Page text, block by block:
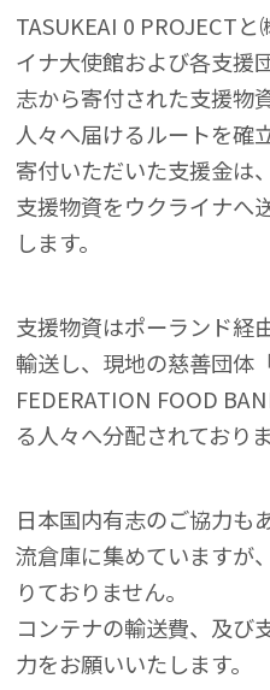
TASUKEAI 0 PROJECT
イナ大使館および各支援
志から寄付された支援物
人々へ届けるルートを確
寄付いただいた支援金は
支援物資をウクライナへ
します。
支援物資はポーランド経
輸送し、現地の慈善団体
FEDERATION FOOD
る人々へ分配されておりま
日本国内有志のご協力も
流倉庫に集めていますが
りておりません。
コンテナの輸送費、及び
力をお願いいたします。